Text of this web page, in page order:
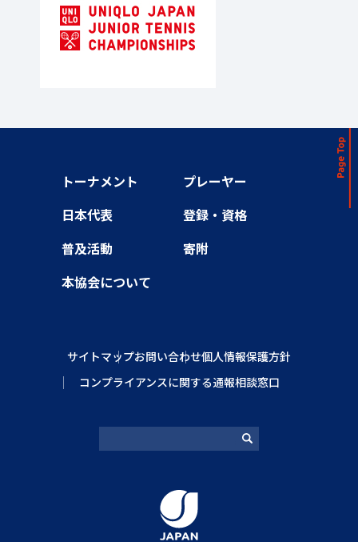
トーナメント
プレーヤー
日本代表
登録・資格
普及活動
寄附
本協会について
サイトマップお問い合わせ個人情報保護方針
コンプライアンスに関する通報相談窓口